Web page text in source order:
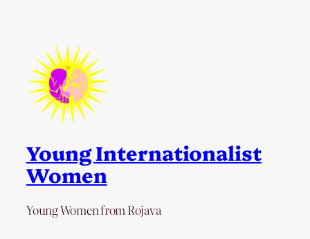
Young Internationalist
Women
Young Women from Rojava